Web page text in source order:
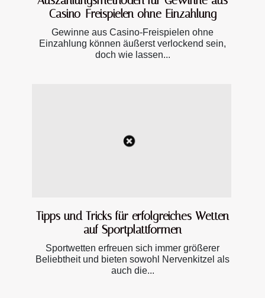
Casino-Freispielen ohne Einzahlung
Gewinne aus Casino-Freispielen ohne
Einzahlung können äußerst verlockend sein,
doch wie lassen...
Tipps und Tricks für erfolgreiches Wetten
auf Sportplattformen
Sportwetten erfreuen sich immer größerer
Beliebtheit und bieten sowohl Nervenkitzel als
auch die...